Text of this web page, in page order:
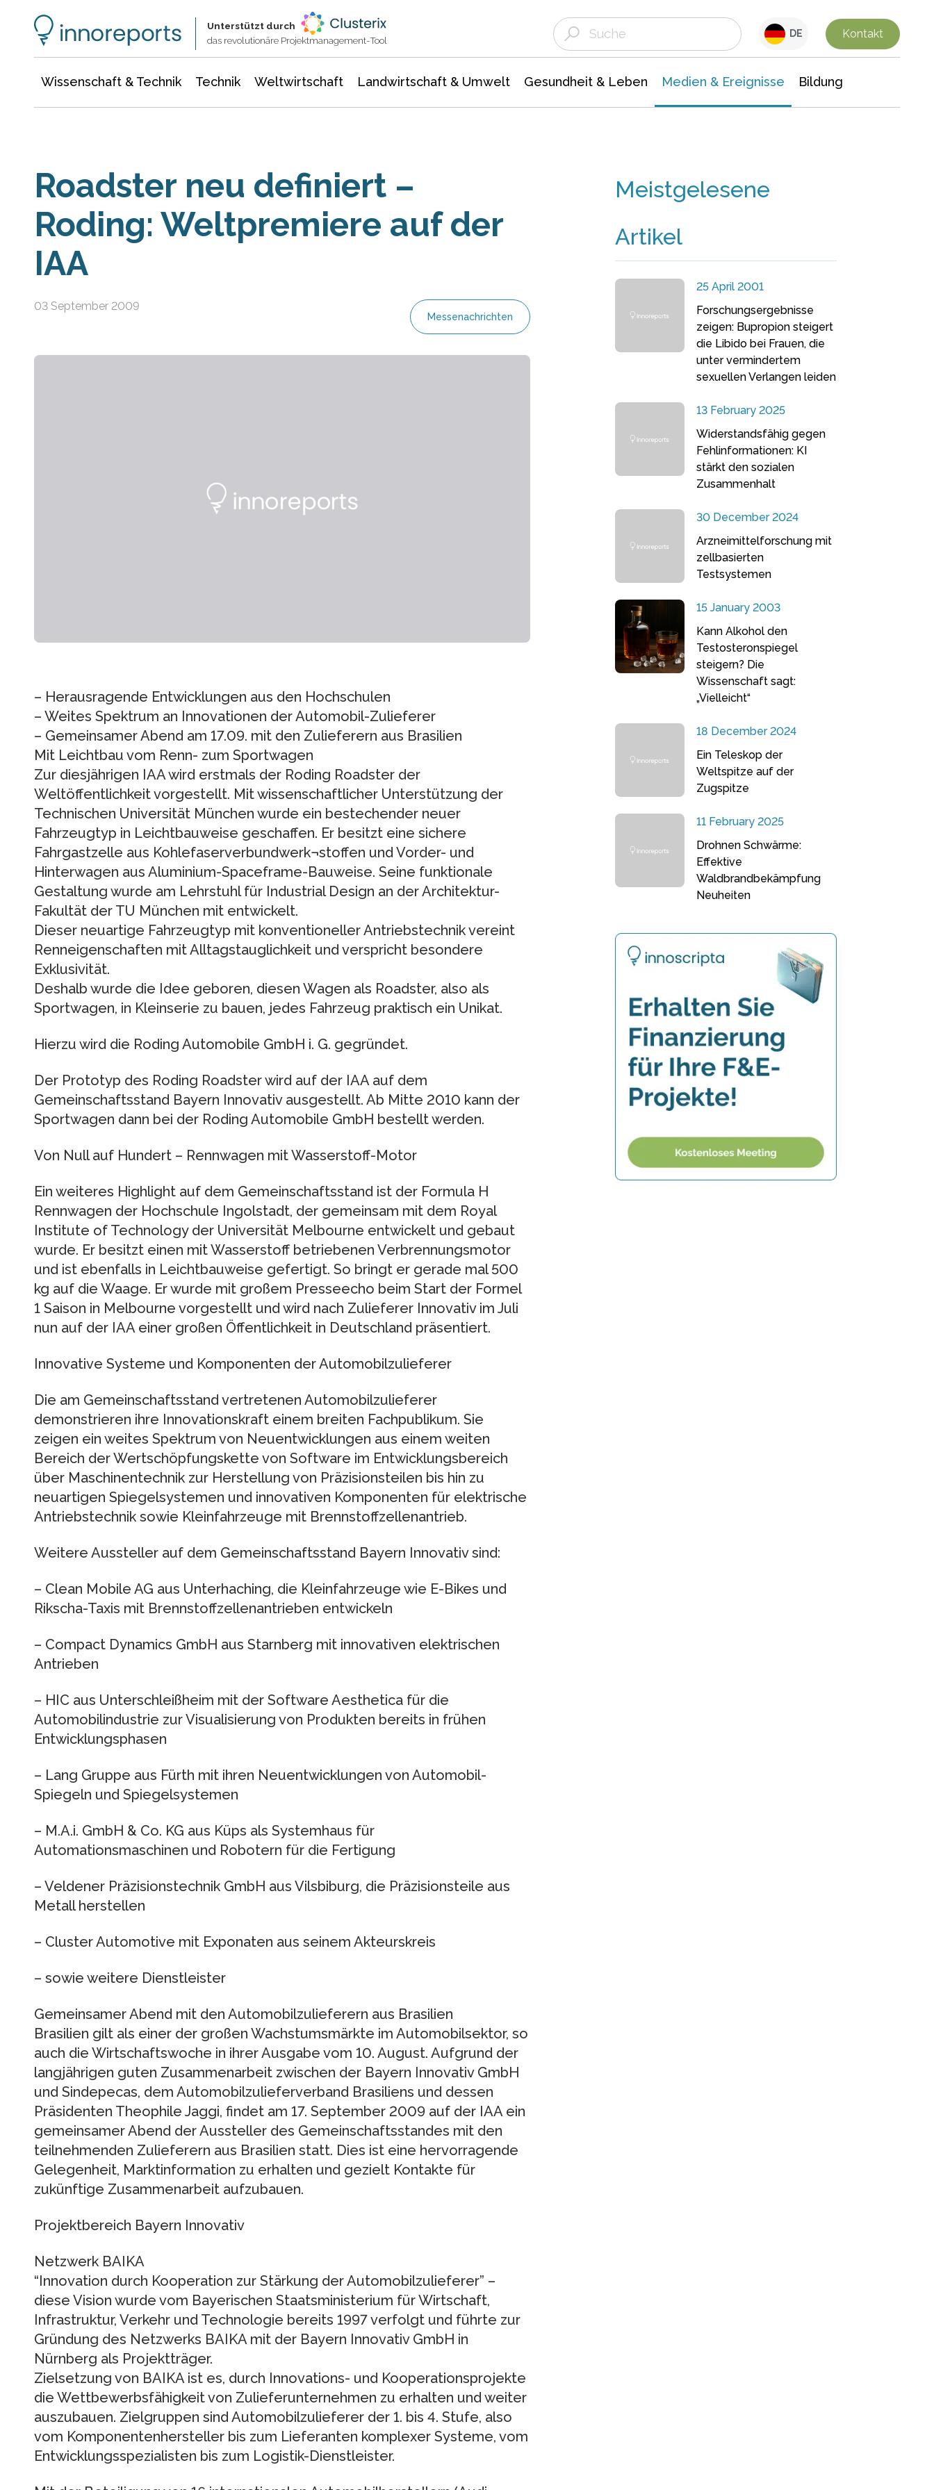
Unterstützt durch
das revolutionäre Projektmanagement-Tool
DE Kontakt
Wissenschaft & Technik Technik Weltwirtschaft Landwirtschaft & Umwelt Gesundheit & Leben Medien & Ereignisse Bildung
Roadster neu definiert –
Roding: Weltpremiere auf der
IAA
03 September 2009
Messenachrichten
– Herausragende Entwicklungen aus den Hochschulen
– Weites Spektrum an Innovationen der Automobil-Zulieferer
– Gemeinsamer Abend am 17.09. mit den Zulieferern aus Brasilien
Mit Leichtbau vom Renn- zum Sportwagen
Zur diesjährigen IAA wird erstmals der Roding Roadster der
Weltöffentlichkeit vorgestellt. Mit wissenschaftlicher Unterstützung der
Technischen Universität München wurde ein bestechender neuer
Fahrzeugtyp in Leichtbauweise geschaffen. Er besitzt eine sichere
Fahrgastzelle aus Kohlefaserverbundwerk¬stoffen und Vorder- und
Hinterwagen aus Aluminium-Spaceframe-Bauweise. Seine funktionale
Gestaltung wurde am Lehrstuhl für Industrial Design an der Architektur-
Fakultät der TU München mit entwickelt.
Dieser neuartige Fahrzeugtyp mit konventioneller Antriebstechnik vereint
Renneigenschaften mit Alltagstauglichkeit und verspricht besondere
Exklusivität.
Deshalb wurde die Idee geboren, diesen Wagen als Roadster, also als
Sportwagen, in Kleinserie zu bauen, jedes Fahrzeug praktisch ein Unikat.
Hierzu wird die Roding Automobile GmbH i. G. gegründet.
Der Prototyp des Roding Roadster wird auf der IAA auf dem
Gemeinschaftsstand Bayern Innovativ ausgestellt. Ab Mitte 2010 kann der
Sportwagen dann bei der Roding Automobile GmbH bestellt werden.
Von Null auf Hundert – Rennwagen mit Wasserstoff-Motor
Ein weiteres Highlight auf dem Gemeinschaftsstand ist der Formula H
Rennwagen der Hochschule Ingolstadt, der gemeinsam mit dem Royal
Institute of Technology der Universität Melbourne entwickelt und gebaut
wurde. Er besitzt einen mit Wasserstoff betriebenen Verbrennungsmotor
und ist ebenfalls in Leichtbauweise gefertigt. So bringt er gerade mal 500
kg auf die Waage. Er wurde mit großem Presseecho beim Start der Formel
1 Saison in Melbourne vorgestellt und wird nach Zulieferer Innovativ im Juli
nun auf der IAA einer großen Öffentlichkeit in Deutschland präsentiert.
Innovative Systeme und Komponenten der Automobilzulieferer
Die am Gemeinschaftsstand vertretenen Automobilzulieferer
demonstrieren ihre Innovationskraft einem breiten Fachpublikum. Sie
zeigen ein weites Spektrum von Neuentwicklungen aus einem weiten
Bereich der Wertschöpfungskette von Software im Entwicklungsbereich
über Maschinentechnik zur Herstellung von Präzisionsteilen bis hin zu
neuartigen Spiegelsystemen und innovativen Komponenten für elektrische
Antriebstechnik sowie Kleinfahrzeuge mit Brennstoffzellenantrieb.
Weitere Aussteller auf dem Gemeinschaftsstand Bayern Innovativ sind:
– Clean Mobile AG aus Unterhaching, die Kleinfahrzeuge wie E-Bikes und
Rikscha-Taxis mit Brennstoffzellenantrieben entwickeln
– Compact Dynamics GmbH aus Starnberg mit innovativen elektrischen
Antrieben
– HIC aus Unterschleißheim mit der Software Aesthetica für die
Automobilindustrie zur Visualisierung von Produkten bereits in frühen
Entwicklungsphasen
– Lang Gruppe aus Fürth mit ihren Neuentwicklungen von Automobil-
Spiegeln und Spiegelsystemen
– M.A.i. GmbH & Co. KG aus Küps als Systemhaus für
Automationsmaschinen und Robotern für die Fertigung
– Veldener Präzisionstechnik GmbH aus Vilsbiburg, die Präzisionsteile aus
Metall herstellen
– Cluster Automotive mit Exponaten aus seinem Akteurskreis
– sowie weitere Dienstleister
Gemeinsamer Abend mit den Automobilzulieferern aus Brasilien
Brasilien gilt als einer der großen Wachstumsmärkte im Automobilsektor, so
auch die Wirtschaftswoche in ihrer Ausgabe vom 10. August. Aufgrund der
langjährigen guten Zusammenarbeit zwischen der Bayern Innovativ GmbH
und Sindepecas, dem Automobilzulieferverband Brasiliens und dessen
Präsidenten Theophile Jaggi, findet am 17. September 2009 auf der IAA ein
gemeinsamer Abend der Aussteller des Gemeinschaftsstandes mit den
teilnehmenden Zulieferern aus Brasilien statt. Dies ist eine hervorragende
Gelegenheit, Marktinformation zu erhalten und gezielt Kontakte für
zukünftige Zusammenarbeit aufzubauen.
Projektbereich Bayern Innovativ
Netzwerk BAIKA
“Innovation durch Kooperation zur Stärkung der Automobilzulieferer” –
diese Vision wurde vom Bayerischen Staatsministerium für Wirtschaft,
Infrastruktur, Verkehr und Technologie bereits 1997 verfolgt und führte zur
Gründung des Netzwerks BAIKA mit der Bayern Innovativ GmbH in
Nürnberg als Projektträger.
Zielsetzung von BAIKA ist es, durch Innovations- und Kooperationsprojekte
die Wettbewerbsfähigkeit von Zulieferunternehmen zu erhalten und weiter
auszubauen. Zielgruppen sind Automobilzulieferer der 1. bis 4. Stufe, also
vom Komponentenhersteller bis zum Lieferanten komplexer Systeme, vom
Entwicklungsspezialisten bis zum Logistik-Dienstleister.
Meistgelesene
Artikel
25 April 2001
Forschungsergebnisse
zeigen: Bupropion steigert
die Libido bei Frauen, die
unter vermindertem
sexuellen Verlangen leiden
13 February 2025
Widerstandsfähig gegen
Fehlinformationen: KI
stärkt den sozialen
Zusammenhalt
30 December 2024
Arzneimittelforschung mit
zellbasierten
Testsystemen
15 January 2003
Kann Alkohol den
Testosteronspiegel
steigern? Die
Wissenschaft sagt:
„Vielleicht“
18 December 2024
Ein Teleskop der
Weltspitze auf der
Zugspitze
11 February 2025
Drohnen Schwärme:
Effektive
Waldbrandbekämpfung
Neuheiten